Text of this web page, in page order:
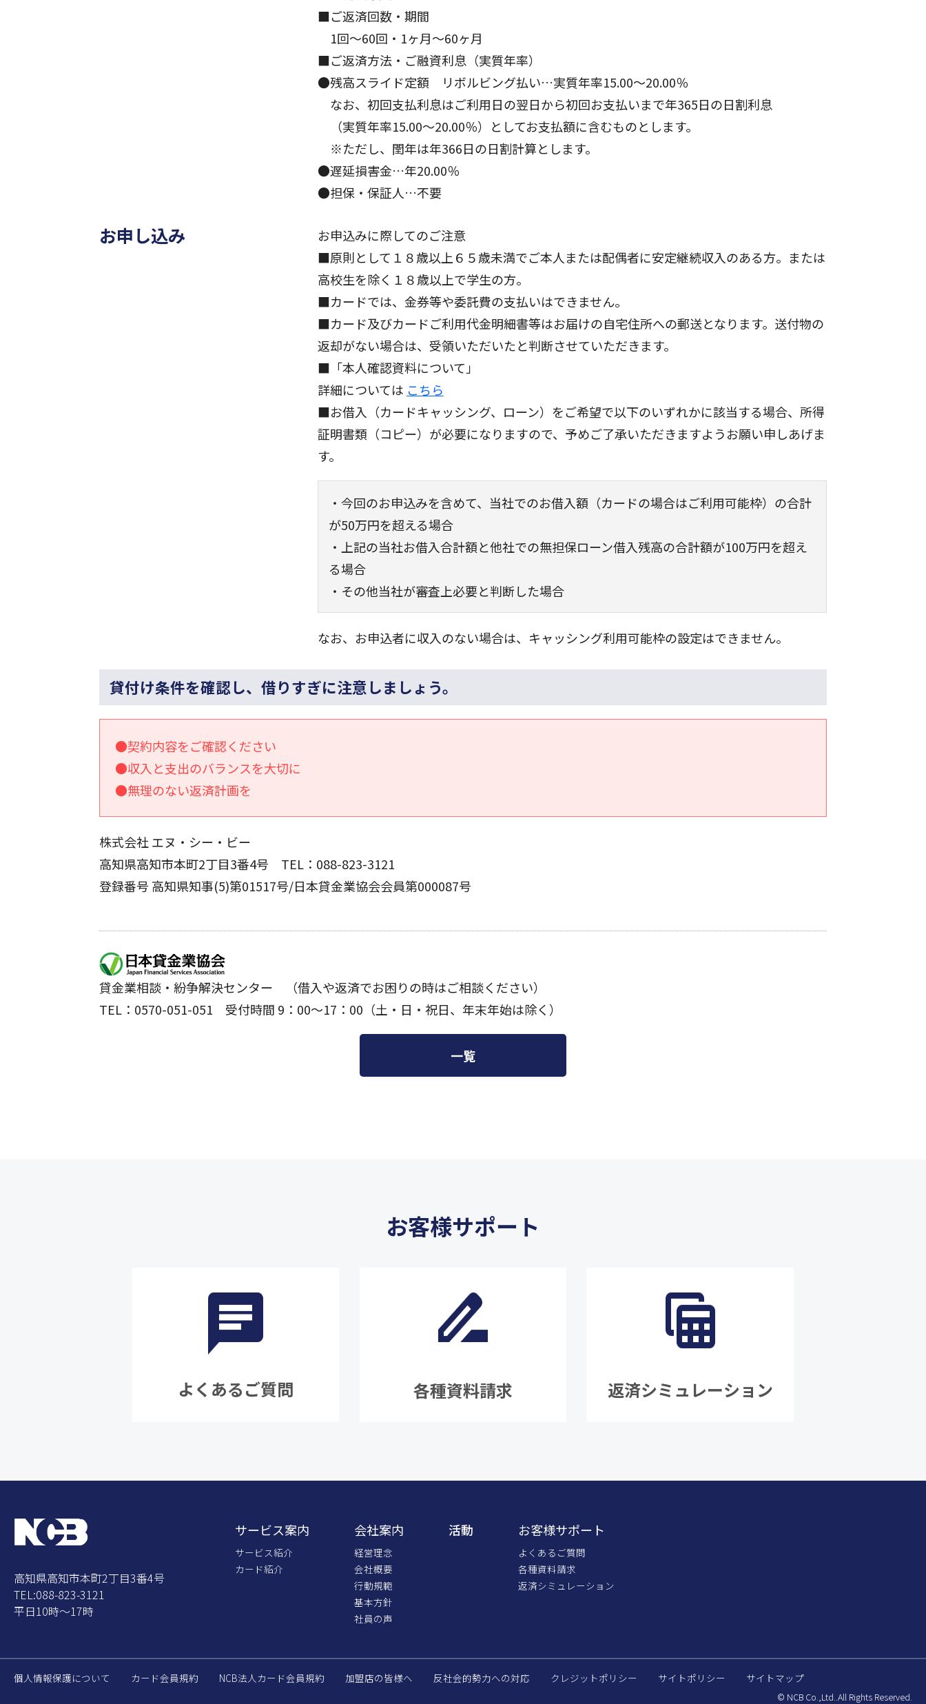
■ご返済回数・期間
1回～60回・1ヶ月～60ヶ月
■ご返済方法・ご融資利息（実質年率）
●残高スライド定額 リボルビング払い…実質年率15.00～20.00％
なお、初回支払利息はご利用日の翌日から初回お支払いまで年365日の日割利息
（実質年率15.00～20.00％）としてお支払額に含むものとします。
※ただし、閏年は年366日の日割計算とします。
●遅延損害金…年20.00％
●担保・保証人…不要
お申し込み
お申込みに際してのご注意
■原則として１８歳以上６５歳未満でご本人または配偶者に安定継続収入のある方。または
高校生を除く１８歳以上で学生の方。
■カードでは、金券等や委託費の支払いはできません。
■カード及びカードご利用代金明細書等はお届けの自宅住所への郵送となります。送付物の
返却がない場合は、受領いただいたと判断させていただきます。
■「本人確認資料について」
詳細については こちら
■お借入（カードキャッシング、ローン）をご希望で以下のいずれかに該当する場合、所得
証明書類（コピー）が必要になりますので、予めご了承いただきますようお願い申しあげま
す。
・今回のお申込みを含めて、当社でのお借入額（カードの場合はご利用可能枠）の合計
が50万円を超える場合
・上記の当社お借入合計額と他社での無担保ローン借入残高の合計額が100万円を超え
る場合
・その他当社が審査上必要と判断した場合
なお、お申込者に収入のない場合は、キャッシング利用可能枠の設定はできません。
貸付け条件を確認し、借りすぎに注意しましょう。
●契約内容をご確認ください
●収入と支出のバランスを大切に
●無理のない返済計画を
株式会社 エヌ・シー・ビー
高知県高知市本町2丁目3番4号 TEL：088-823-3121
登録番号 高知県知事(5)第01517号/日本貸金業協会会員第000087号
貸金業相談・紛争解決センター （借入や返済でお困りの時はご相談ください）
TEL：0570-051-051 受付時間 9：00～17：00（土・日・祝日、年末年始は除く）
一覧
お客様サポート
よくあるご質問 各種資料請求 返済シミュレーション
高知県高知市本町2丁目3番4号
TEL:088-823-3121
平日10時～17時
サービス案内
サービス紹介
カード紹介
会社案内
経営理念
会社概要
行動規範
基本方針
社員の声
活動 お客様サポート
よくあるご質問
各種資料請求
返済シミュレーション
個人情報保護について カード会員規約 NCB法人カード会員規約 加盟店の皆様へ 反社会的勢力への対応 クレジットポリシー サイトポリシー サイトマップ
© NCB Co.,Ltd..All Rights Reserved.